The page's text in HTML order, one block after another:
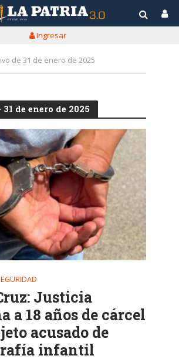
Ingresar
de 31 de enero de 2025
de enero de 2025
Justicia
a 18 años de cárcel
acusado de
infantil